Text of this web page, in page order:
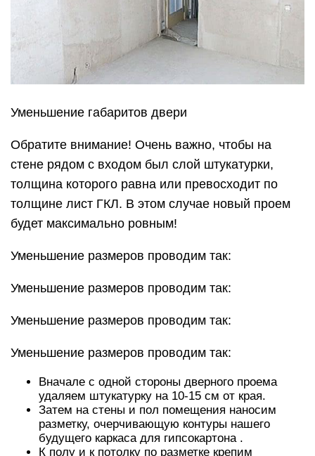
Уменьшение габаритов двери
Обратите внимание! Очень важно, чтобы на
стене рядом с входом был слой штукатурки,
толщина которого равна или превосходит по
толщине лист ГКЛ. В этом случае новый проем
будет максимально ровным!
Уменьшение размеров проводим так:
Уменьшение размеров проводим так:
Уменьшение размеров проводим так:
Уменьшение размеров проводим так:
Вначале с одной стороны дверного проема
удаляем штукатурку на 10-15 см от края.
Затем на стены и пол помещения наносим
разметку, очерчивающую контуры нашего
будущего каркаса для гипсокартона .
К полу и к потолку по разметке крепим